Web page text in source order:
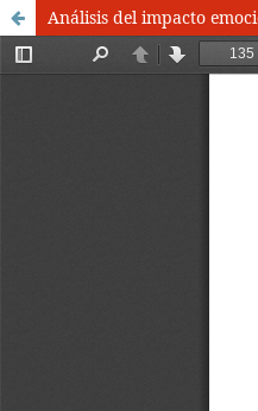
Análisis del impacto